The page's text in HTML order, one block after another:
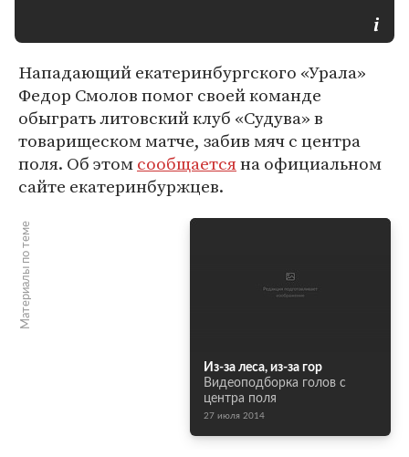
Нападающий екатеринбургского «Урала»
Федор Смолов помог своей команде
обыграть литовский клуб «Судува» в
товарищеском матче, забив мяч с центра
поля. Об этомсообщаетсяна официальном
сайте екатеринбуржцев.
Материалы по теме
Из-за леса, из-за гор
Видеоподборка голов с
центра поля
27 июля 2014